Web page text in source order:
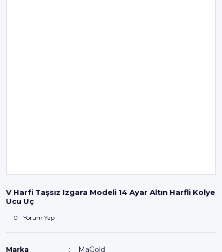
V Harfi Taşsız Izgara Modeli 14 Ayar Altın Harfli Kolye
Ucu Uç
0 - Yorum Yap
Marka
MaGold